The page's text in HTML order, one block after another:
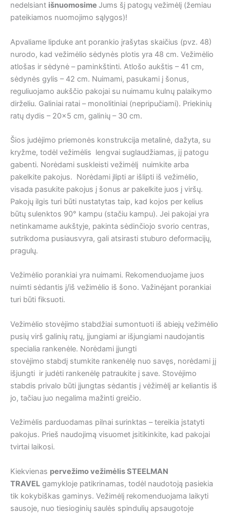
nedelsiant išnuomosime Jums šį patogų vežimėlį (žemiau
pateikiamos nuomojimo sąlygos)!
Apvaliame lipduke ant porankio įrašytas skaičius (pvz. 48)
nurodo, kad vežimėlio sėdynės plotis yra 48 cm. Vežimėlio
atlošas ir sėdynė – paminkštinti. Atlošo aukštis – 41 cm,
sėdynės gylis – 42 cm. Nuimami, pasukami į šonus,
reguliuojamo aukščio pakojai su nuimamu kulnų palaikymo
dirželiu. Galiniai ratai – monolitiniai (nepripučiami). Priekinių
ratų dydis – 20×5 cm, galinių – 30 cm.
Šios judėjimo priemonės konstrukcija metalinė, dažyta, su
kryžme, todėl vežimėlis lengvai suglaudžiamas, jį patogu
gabenti. Norėdami suskleisti vežimėlį nuimkite arba
pakelkite pakojus. Norėdami įlipti ar išlipti iš vežimėlio,
visada pasukite pakojus į šonus ar pakelkite juos į viršų.
Pakojų ilgis turi būti nustatytas taip, kad kojos per kelius
būtų sulenktos 90° kampu (stačiu kampu). Jei pakojai yra
netinkamame aukštyje, pakinta sėdinčiojo svorio centras,
sutrikdoma pusiausvyra, gali atsirasti stuburo deformacijų,
pragulų.
Vežimėlio porankiai yra nuimami. Rekomenduojame juos
nuimti sėdantis į/iš vežimėlio iš šono. Važinėjant porankiai
turi būti fiksuoti.
Vežimėlio stovėjimo stabdžiai sumontuoti iš abiejų vežimėlio
pusių virš galinių ratų, įjungiami ar išjungiami naudojantis
specialia rankenėle. Norėdami įjungti
stovėjimo stabdį stumkite rankenėlę nuo savęs, norėdami jį
išjungti ir judėti rankenėlę patraukite į save. Stovėjimo
stabdis privalo būti įjungtas sėdantis į vėžimėlį ar keliantis iš
jo, tačiau juo negalima mažinti greičio.
Vežimėlis parduodamas pilnai surinktas – tereikia įstatyti
pakojus. Prieš naudojimą visuomet įsitikinkite, kad pakojai
tvirtai laikosi.
Kiekvienas pervežimo vežimėlis STEELMAN
TRAVEL gamykloje patikrinamas, todėl naudotoją pasiekia
tik kokybiškas gaminys. Vežimėlį rekomenduojama laikyti
sausoje, nuo tiesioginių saulės spindulių apsaugotoje